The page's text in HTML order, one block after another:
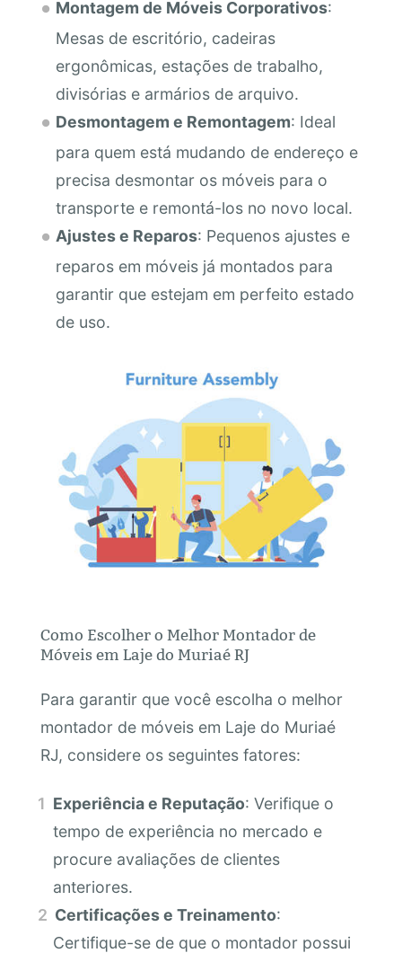
Montagem de Móveis Corporativos:
Mesas de escritório, cadeiras
ergonômicas, estações de trabalho,
divisórias e armários de arquivo.
Desmontagem e Remontagem: Ideal
para quem está mudando de endereço e
precisa desmontar os móveis para o
transporte e remontá-los no novo local.
Ajustes e Reparos: Pequenos ajustes e
reparos em móveis já montados para
garantir que estejam em perfeito estado
de uso.
Como Escolher o Melhor Montador de
Móveis em Laje do Muriaé RJ
Para garantir que você escolha o melhor
montador de móveis em Laje do Muriaé
RJ, considere os seguintes fatores:
Experiência e Reputação: Verifique o
tempo de experiência no mercado e
procure avaliações de clientes
anteriores.
Certificações e Treinamento:
Certifique-se de que o montador possui